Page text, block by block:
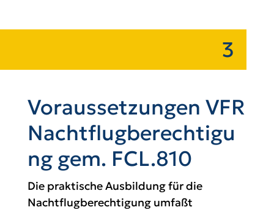
3
Voraussetzungen VFR
Nachtflugberechtigu
ng gem. FCL.810
Die praktische Ausbildung für die
Nachtflugberechtigung umfaßt